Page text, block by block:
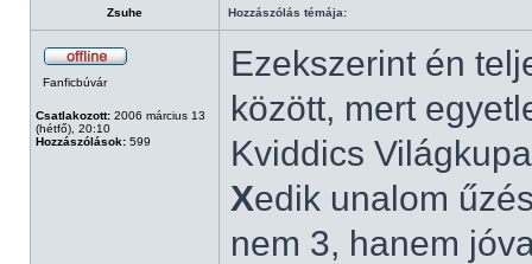
Zsuhe Hozzászólás témája:
Fanficbúvár
Csatlakozott: 2006 március 13
(hétfő), 20:10
Hozzászólások: 599
Ezekszerint én
között, mert
Kviddics
Xedik unalom
nem 3, hanem